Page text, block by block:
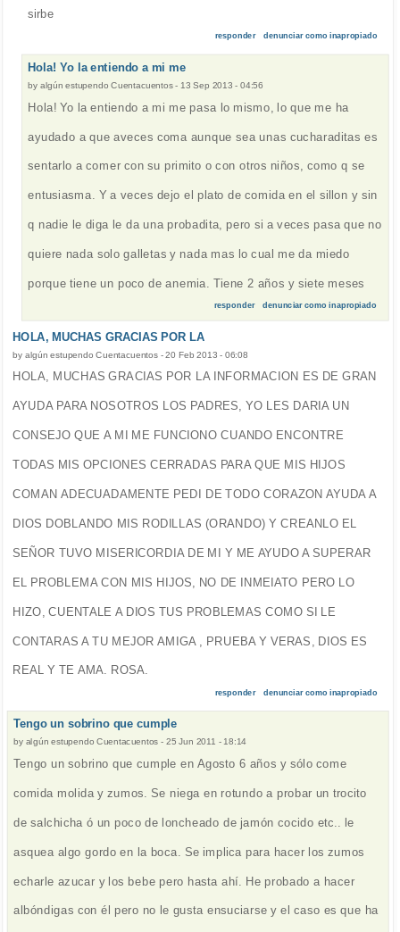
sirbe
responder denunciar como inapropiado
Hola! Yo la entiendo a mi me
by algún estupendo Cuentacuentos- 13 Sep 2013 - 04:56
Hola! Yo la entiendo a mi me pasa lo mismo, lo que me ha
ayudado a que aveces coma aunque sea unas cucharaditas es
sentarlo a comer con su primito o con otros niños, como q se
entusiasma. Y a veces dejo el plato de comida en el sillon y sin
q nadie le diga le da una probadita, pero si a veces pasa que no
quiere nada solo galletas y nada mas lo cual me da miedo
porque tiene un poco de anemia. Tiene 2 años y siete meses
responder denunciar como inapropiado
HOLA, MUCHAS GRACIAS POR LA
by algún estupendo Cuentacuentos-20 Feb 2013 - 06:08
HOLA, MUCHAS GRACIAS POR LA INFORMACION ES DE GRAN
AYUDA PARA NOSOTROS LOS PADRES, YO LES DARIA UN
CONSEJO QUE A MI ME FUNCIONO CUANDO ENCONTRE
TODAS MIS OPCIONES CERRADAS PARA QUE MIS HIJOS
COMAN ADECUADAMENTE PEDI DE TODO CORAZON AYUDA A
DIOS DOBLANDO MIS RODILLAS (ORANDO) Y CREANLO EL
SEÑOR TUVO MISERICORDIA DE MI Y ME AYUDO A SUPERAR
EL PROBLEMA CON MIS HIJOS, NO DE INMEIATO PERO LO
HIZO, CUENTALE A DIOS TUS PROBLEMAS COMO SI LE
CONTARAS A TU MEJOR AMIGA , PRUEBA Y VERAS, DIOS ES
REAL Y TE AMA. ROSA.
responder denunciar como inapropiado
Tengo un sobrino que cumple
by algún estupendo Cuentacuentos - 25 Jun 2011 - 18:14
Tengo un sobrino que cumple en Agosto 6 años y sólo come
comida molida y zumos. Se niega en rotundo a probar un trocito
de salchicha ó un poco de loncheado de jamón cocido etc.. le
asquea algo gordo en la boca. Se implica para hacer los zumos
echarle azucar y los bebe pero hasta ahí. He probado a hacer
albóndigas con él pero no le gusta ensuciarse y el caso es que ha